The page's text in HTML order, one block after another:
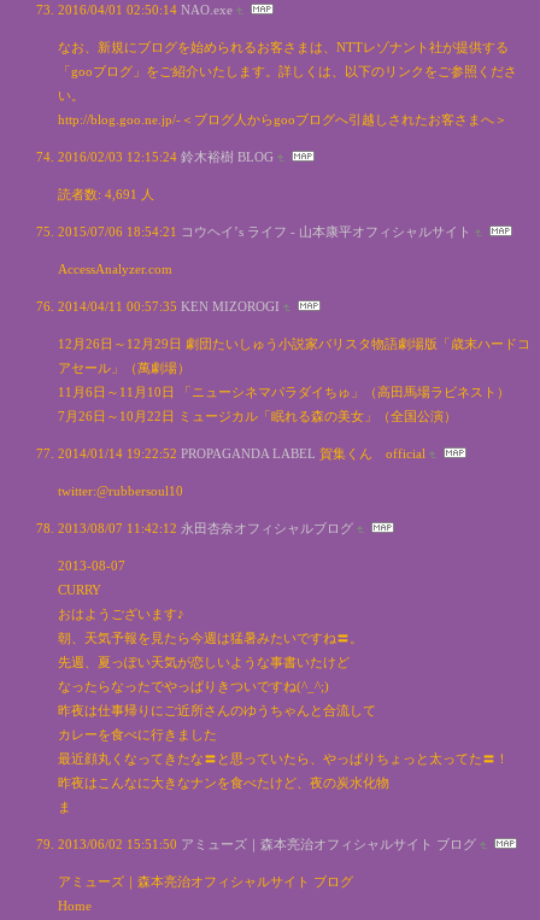
2016/04/01 02:50:14 NAO.exe
なお、新規にブログを始められるお客さまは、NTTレゾナント社が提供する
「gooブログ」をご紹介いたします。詳しくは、以下のリンクをご参照くださ
い。
http://blog.goo.ne.jp/-＜ブログ人からgooブログへ引越しされたお客さまへ＞
2016/02/03 12:15:24 鈴木裕樹 BLOG
読者数: 4,691 人
2015/07/06 18:54:21 コウヘイ’s ライフ - 山本康平オフィシャルサイト
AccessAnalyzer.com
2014/04/11 00:57:35 KEN MIZOROGI
12月26日～12月29日 劇団たいしゅう小説家バリスタ物語劇場版「歳末ハードコ
アセール」（萬劇場）
11月6日～11月10日 「ニューシネマパラダイちゅ」（高田馬場ラビネスト）
7月26日～10月22日 ミュージカル「眠れる森の美女」（全国公演）
2014/01/14 19:22:52 PROPAGANDA LABEL 賀集くん official
twitter:@rubbersoul10
2013/08/07 11:42:12 永田杏奈オフィシャルブログ
2013-08-07
CURRY
おはようございます♪
朝、天気予報を見たら今週は猛暑みたいですね〓。
先週、夏っぽい天気が恋しいような事書いたけど
なったらなったでやっぱりきついですね(^_^;)
昨夜は仕事帰りにご近所さんのゆうちゃんと合流して
カレーを食べに行きました
最近顔丸くなってきたな〓と思っていたら、やっぱりちょっと太ってた〓！
昨夜はこんなに大きなナンを食べたけど、夜の炭水化物
ま
2013/06/02 15:51:50 アミューズ｜森本亮治オフィシャルサイト ブログ
アミューズ｜森本亮治オフィシャルサイト ブログ
Home